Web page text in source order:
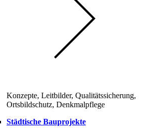
Konzepte, Leitbilder, Qualitätssicherung,
Ortsbildschutz, Denkmalpflege
Städtische Bauprojekte